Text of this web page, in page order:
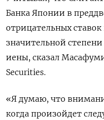
Банка Японии в
отрицательных
значительной
иены, сказал
Securities.
«Я думаю, что
когда произойдет